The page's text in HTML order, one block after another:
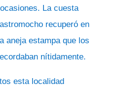
La cuesta
recuperó en
aneja estampa que los
nítidamente.
esta localidad